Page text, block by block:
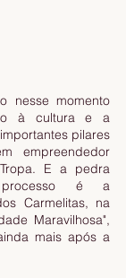
nesse momento
à cultura e a
pilares
empreendedor
E a pedra
processo é a
Carmelitas, na
Maravilhosa",
mais após a